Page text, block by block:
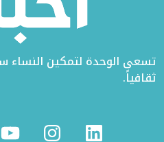
تسعى الوحدة لتمكين النساء
ثقافياً.